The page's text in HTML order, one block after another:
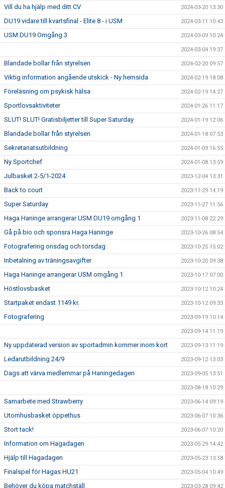
Vill du ha hjälp med ditt CV 2024-03-20 13:30
DU19 vidare till kvartsfinal - Elite 8 - i USM 2024-03-11 10:43
USM DU19 Omgång 3 2024-03-09 10:24
2024-03-04 19:37
Blandade bollar från styrelsen 2024-02-20 09:57
Viktig information angående utskick - Ny hemsida 2024-02-19 18:08
Föreläsning om psykisk hälsa 2024-02-19 14:27
Sportlovsaktiviteter 2024-01-26 11:17
SLUT! SLUT! Gratisbiljetter till Super Saturday 2024-01-19 12:06
Blandade bollar från styrelsen 2024-01-18 07:53
Sekretariatsutbildning 2024-01-09 16:55
Ny Sportchef 2024-01-08 13:59
Julbasket 2-5/1-2024 2023-12-04 13:31
Back to court 2023-11-29 14:19
Super Saturday 2023-11-27 11:56
Haga Haninge arrangerar USM DU19 omgång 1 2023-11-08 22:29
Gå på bio och sponsra Haga Haninge 2023-10-26 08:54
Fotografering onsdag och torsdag 2023-10-25 15:02
Inbetalning av träningsavgifter 2023-10-20 09:38
Haga Haninge arrangerar USM omgång 1 2023-10-17 07:00
Höstlovsbasket 2023-10-12 10:24
Startpaket endast 1149 kr. 2023-10-12 09:33
Fotografering 2023-09-19 10:14
2023-09-14 11:19
Ny uppdaterad version av sportadmin kommer inom kort 2023-09-13 11:19
Ledarutbildning 24/9 2023-09-12 13:03
Dags att värva medlemmar på Haningedagen 2023-09-05 13:51
2023-08-18 10:29
Samarbete med Strawberry 2023-06-14 09:19
Utomhusbasket öppethus 2023-06-07 10:36
Stort tack! 2023-06-07 10:20
Information om Hagadagen 2023-05-29 14:42
Hjälp till Hagadagen 2023-05-23 13:58
Finalspel för Hagas HU21 2023-05-04 10:49
Behöver du köpa matchställ 2023-03-28 09:42